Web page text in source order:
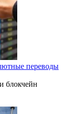
переводы
блокчейн